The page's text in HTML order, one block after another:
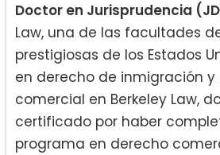
Doctor en Jurisprudencia
Law, una de las facultades
prestigiosas de los Estados
en derecho de inmigración y
comercial en Berkeley Law,
certificado por haber
programa en derecho